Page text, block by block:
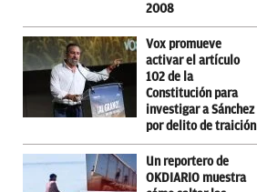
2008
Vox promueve
activar el artículo
102 de la
Constitución para
investigar a Sánchez
por delito de traición
Un reportero de
OKDIARIO muestra